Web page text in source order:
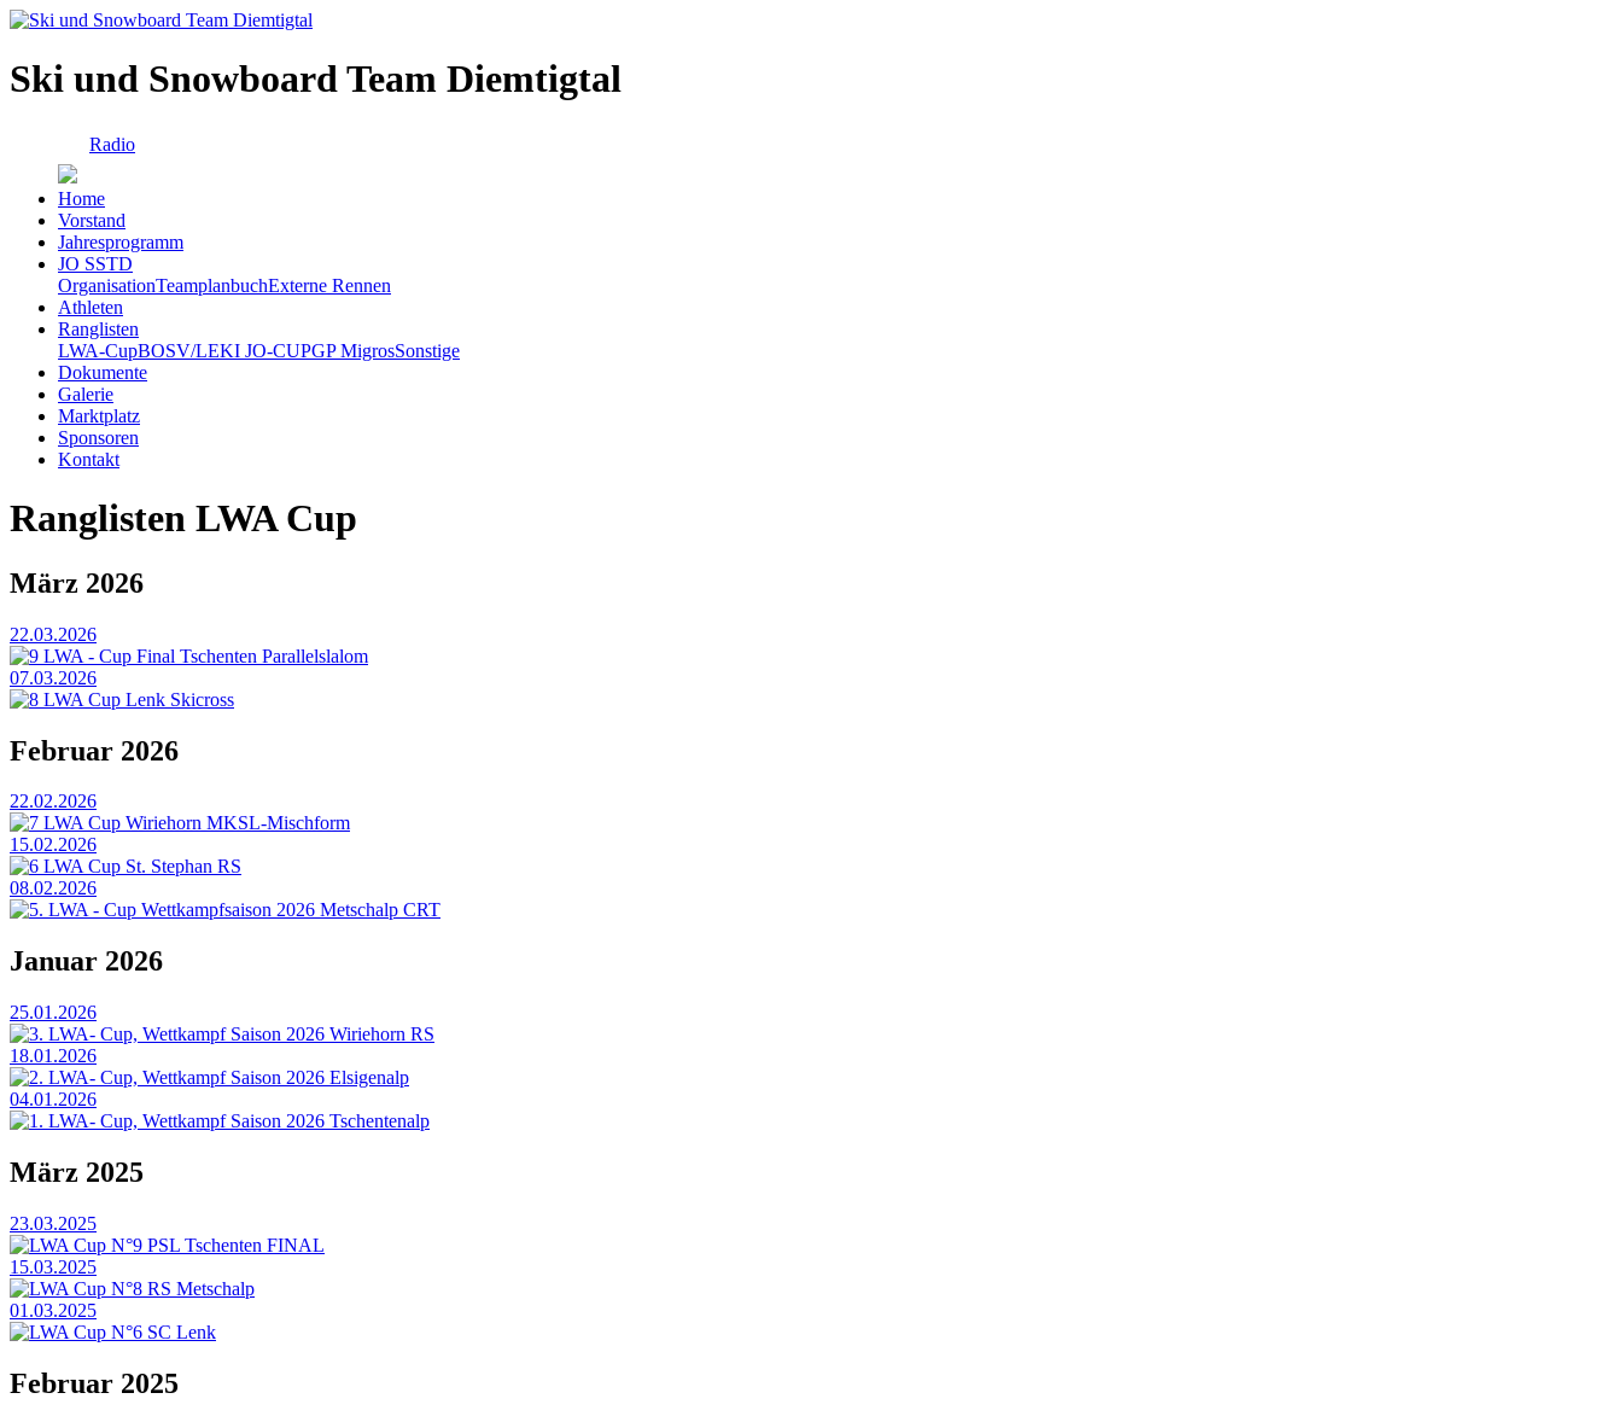
Ski und Snowboard Team Diemtigtal
Radio
Home
Vorstand
Jahresprogramm
JO SSTD
OrganisationTeamplanbuchExterne Rennen
Athleten
Ranglisten
LWA-CupBOSV/LEKI JO-CUPGP MigrosSonstige
Dokumente
Galerie
Marktplatz
Sponsoren
Kontakt
Ranglisten LWA Cup
März 2026
22.03.2026
9 LWA - Cup Final Tschenten Parallelslalom
07.03.2026
8 LWA Cup Lenk Skicross
Februar 2026
22.02.2026
7 LWA Cup Wiriehorn MKSL-Mischform
15.02.2026
6 LWA Cup St. Stephan RS
08.02.2026
5. LWA - Cup Wettkampfsaison 2026 Metschalp CRT
Januar 2026
25.01.2026
3. LWA- Cup, Wettkampf Saison 2026 Wiriehorn RS
18.01.2026
2. LWA- Cup, Wettkampf Saison 2026 Elsigenalp
04.01.2026
1. LWA- Cup, Wettkampf Saison 2026 Tschentenalp
März 2025
23.03.2025
LWA Cup N°9 PSL Tschenten FINAL
15.03.2025
LWA Cup N°8 RS Metschalp
01.03.2025
LWA Cup N°6 SC Lenk
Februar 2025